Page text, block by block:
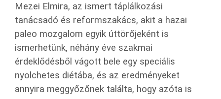
Mezei Elmira, az ismert táplálkozási
tanácsadó és reformszakács, akit a hazai
paleo mozgalom egyik úttörőjeként is
ismerhetünk, néhány éve szakmai
érdeklődésből vágott bele egy speciális
nyolchetes diétába, és az eredményeket
annyira meggyőzőnek találta, hogy azóta is